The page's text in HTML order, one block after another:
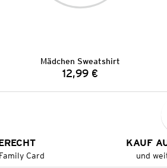
Mädchen Sweatshirt
Preis:
12,99 €
Card
KAUF
und